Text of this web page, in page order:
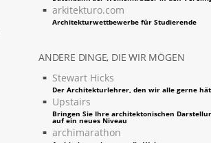
arkitekturo.com
Architekturwettbewerbe für Studierende
ANDERE DINGE, DIE WIR MÖGEN
Stewart Hicks
Der Architekturlehrer, den wir alle gerne
Upstairs
Bringen Sie Ihre architektonischen
auf ein neues Niveau
archimarathon